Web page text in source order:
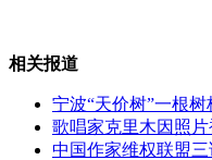
墨镜男高速下车遭拒
相关报道
宁波“天价树”一根树
歌唱家克里木因照
中国作家维权联盟